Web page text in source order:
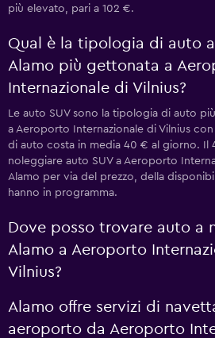
più elevato, pari a 102 €.
Qual è la tipologia di auto
Alamo più gettonata a
Internazionale di Vilnius?
Le auto SUV sono la tipologia di auto
a Aeroporto Internazionale di Vilnius
di auto costa in media 40 € al giorno. Il
noleggiare auto SUV a Aeroporto
Alamo per via del prezzo, della
hanno in programma.
Dove posso trovare auto a
Alamo a Aeroporto
Vilnius?
Alamo offre servizi di
aeroporto da Aeroporto